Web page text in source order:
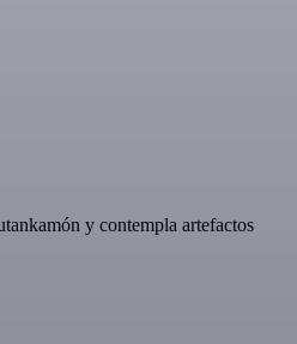
y contempla artefactos